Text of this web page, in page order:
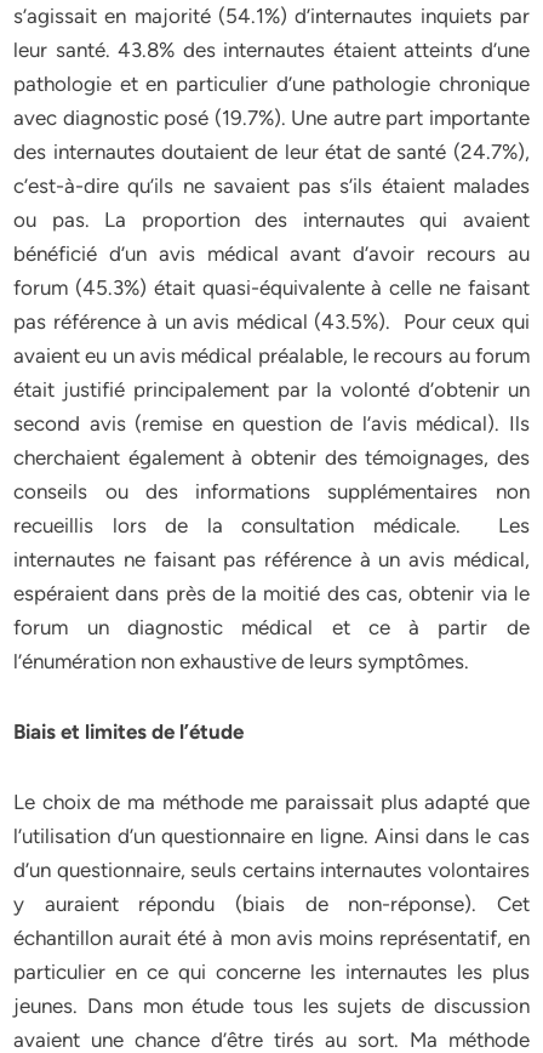
s’agissait en majorité (54.1%) d’internautes inquiets par
leur santé. 43.8% des internautes étaient atteints d’une
pathologie et en particulier d’une pathologie chronique
avec diagnostic posé (19.7%). Une autre part importante
des internautes doutaient de leur état de santé (24.7%),
c’est-à-dire qu’ils ne savaient pas s’ils étaient malades
ou pas. La proportion des internautes qui avaient
bénéficié d’un avis médical avant d’avoir recours au
forum (45.3%) était quasi-équivalente à celle ne faisant
pas référence à un avis médical (43.5%). Pour ceux qui
avaient eu un avis médical préalable, le recours au forum
était justifié principalement par la volonté d’obtenir un
second avis (remise en question de l’avis médical). Ils
cherchaient également à obtenir des témoignages, des
conseils ou des informations supplémentaires non
recueillis lors de la consultation médicale. Les
internautes ne faisant pas référence à un avis médical,
espéraient dans près de la moitié des cas, obtenir via le
forum un diagnostic médical et ce à partir de
l’énumération non exhaustive de leurs symptômes.
Biais et limites de l’étude
Le choix de ma méthode me paraissait plus adapté que
l’utilisation d’un questionnaire en ligne. Ainsi dans le cas
d’un questionnaire, seuls certains internautes volontaires
y auraient répondu (biais de non-réponse). Cet
échantillon aurait été à mon avis moins représentatif, en
particulier en ce qui concerne les internautes les plus
jeunes. Dans mon étude tous les sujets de discussion
avaient une chance d’être tirés au sort. Ma méthode